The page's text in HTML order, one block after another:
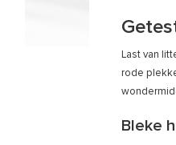
Last van
rode
Bleke